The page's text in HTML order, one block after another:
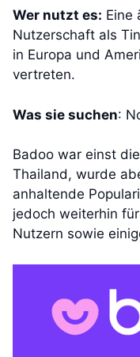
Wer nutzt es: Eine
Nutzerschaft als
in Europa und
vertreten.
Was sie suchen:
Badoo war einst
Thailand, wurde
anhaltende
jedoch weiterhin
Nutzern sowie